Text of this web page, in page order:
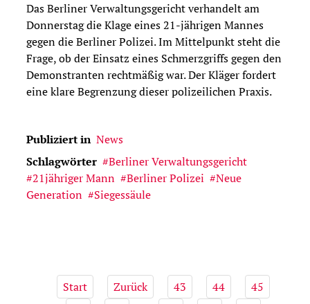
Das Berliner Verwaltungsgericht verhandelt am
Donnerstag die Klage eines 21-jährigen Mannes
gegen die Berliner Polizei. Im Mittelpunkt steht die
Frage, ob der Einsatz eines Schmerzgriffs gegen den
Demonstranten rechtmäßig war. Der Kläger fordert
eine klare Begrenzung dieser polizeilichen Praxis.
Publiziert in News
Schlagwörter
Berliner Verwaltungsgericht
21jähriger Mann
Berliner Polizei
Neue
Generation
Siegessäule
Start Zurück 43 44
45